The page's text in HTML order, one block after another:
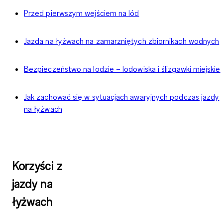
Przed pierwszym wejściem na lód
Jazda na łyżwach na zamarzniętych zbiornikach wodnych
Bezpieczeństwo na lodzie – lodowiska i ślizgawki miejskie
Jak zachować się w sytuacjach awaryjnych podczas jazdy
na łyżwach
Korzyści z
jazdy na
łyżwach